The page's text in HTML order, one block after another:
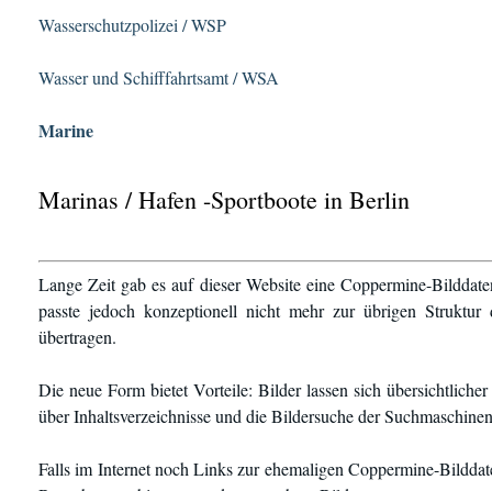
Wasserschutzpolizei / WSP
Wasser und Schifffahrtsamt / WSA
Marine
Marinas / Hafen -Sportboote in Berlin
Lange Zeit gab es auf dieser Website eine Coppermine-
passte jedoch konzeptionell nicht mehr zur übrigen
übertragen.
Die neue Form bietet Vorteile: Bilder lassen sich
über Inhaltsverzeichnisse und die Bildersuche der
Falls im Internet noch Links zur ehemaligen Coppermine-